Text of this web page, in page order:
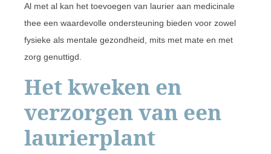
Al met al kan het toevoegen van laurier aan medicinale
thee een waardevolle ondersteuning bieden voor zowel
fysieke als mentale gezondheid, mits met mate en met
zorg genuttigd.
Het kweken en
verzorgen van een
laurierplant